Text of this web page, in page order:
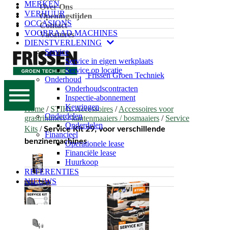
MERKEN
VERHUUR
OCCASIONS
VOORRAAD MACHINES
DIENSTVERLENING
Service
Service in eigen werkplaats
Service op locatie
Onderhoud
Onderhoudscontracten
Inspectie-abonnement
Keuringen
Onderdelen
Onderdelen
Financieel
Operationele lease
Financiële lease
Huurkoop
REFERENTIES
NIEUWS
Over Ons
Openingstijden
Contact
Vacatures
Frissen Groen Techniek
Home / STIHL Accessoires /Accessoires voor
grastrimmers / kantenmaaiers / bosmaaiers / Service
Kits /Service Kit 29, voor verschillende
benzinemachines